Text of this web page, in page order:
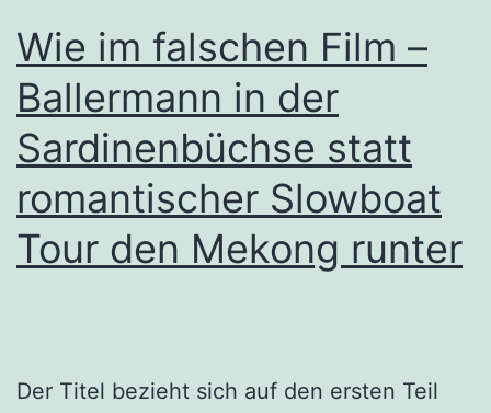
Wie im falschen Film –
Ballermann in der
Sardinenbüchse statt
romantischer Slowboat
Tour den Mekong runter
Der Titel bezieht sich auf den ersten Teil